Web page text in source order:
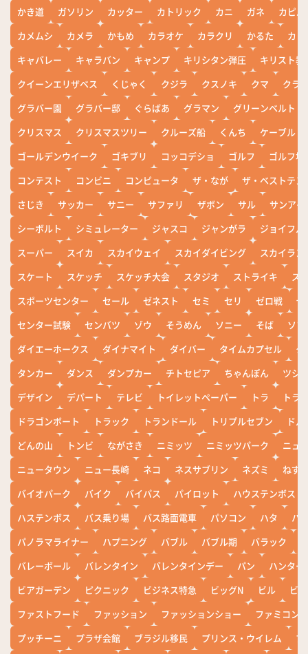
かき道
ガソリン カッター カトリック カニ ガネ
カピバ
カメムシ
カメラ かもめ カラオケ カラクリ かるた
カレ
キャバレー
キャラバン キャンプ キリシタン弾圧
キリスト教
クイーンエリザベス
くじゃく クジラ クスノキ クマ
クラ
グラバー園
グラバー邸 ぐらばあ グラマン
グリーンベルト
クリスマス
クリスマスツリー クルーズ船 くんち
ケーブル
ゴールデンウイーク
ゴキブリ コッコデショ ゴルフ
ゴルフ場
コンテスト
コンビニ コンピュータ ザ・なが
ザ・ベストテン
さじき
サッカー サニー サファリ ザボン サル
サンアイ
シーボルト
シミュレーター ジャスコ ジャンがラ
ジョイフル
スーパー
スイカ スカイウェイ スカイダイビング
スカイラン
スケート
スケッチ スケッチ大会 スタジオ ストライキ
ス
スポーツセンター
セール ゼネスト セミ セリ ゼロ戦
ぜ
センター試験
センバツ ゾウ そうめん ソニー そば
ソ
ダイエーホークス
ダイナマイト ダイバー タイムカプセル
タ
タンカー
ダンス ダンプカー チトセピア ちゃんぽん
ツシ
デザイン
デパート テレビ トイレットペーパー トラ
トラ
ドラゴンボート
トラック トランドール トリプルセブン
ド
どんの山
トンビ ながさき ニミッツ ニミッツパーク
ニュ
ニュータウン
ニュー長崎 ネコ ネスサブリン ネズミ
ねず
バイオパーク
バイク バイパス パイロット
ハウステンボス
ハステンボス
バス乗り場 バス路面電車 パソコン ハタ
ハ
パノラマライナー
ハプニング バブル バブル期 バラック
バレーボール
バレンタイン バレンタインデー パン
ハンター
ビアガーデン
ピクニック ビジネス特急 ビッグN ビル
ビワ
ファストフード
ファッション ファッションショー
ファミコン
プッチーニ
プラザ会館 ブラジル移民 プリンス・ウイレム ブ